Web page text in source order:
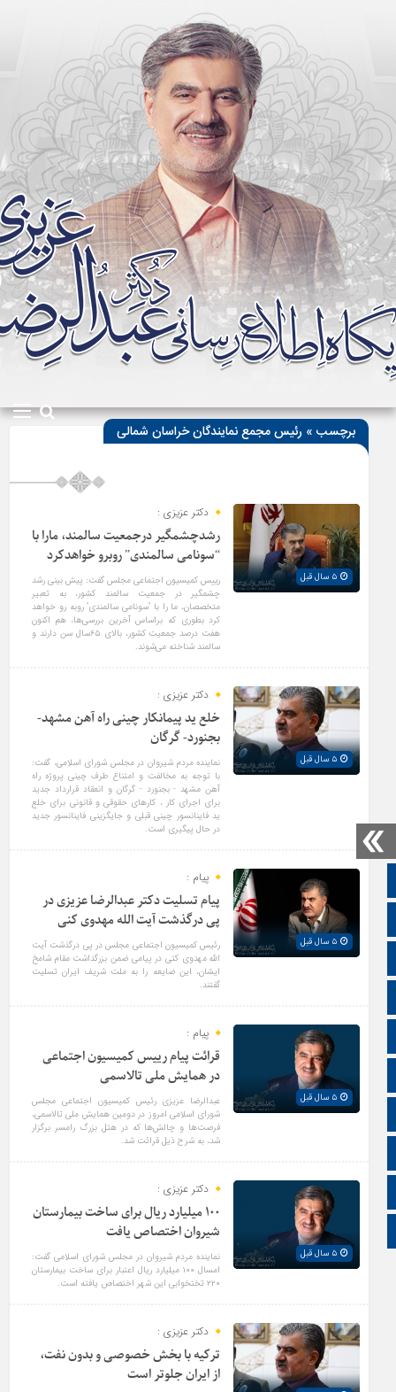
صفحه نخست
تالار گفتمان
اپلیکیشن سایت
اینستاگرام
زبان انگلیسی
برچسب » رئیس مجمع نمایندگان خراسان شمالی
دکتر عزیزی :
رشدچشمگیر درجمعیت سالمند، مارا با
“سونامی سالمندی” روبرو خواهدکرد
رییس کمیسیون اجتماعی مجلس گفت: پیش بینی رشد
چشمگیر در جمعیت سالمند کشور، به تعبیر
متخصصان، ما را با "سونامی سالمندی" روبه رو خواهد
کرد بطوری که براساس آخرین بررسی‌ها، هم اکنون
هفت درصد جمعیت کشور، بالای ۶۵سال سن دارند و
سالمند شناخته می‌شوند.
دکتر عزیزی :
خلع ید پیمانکار چینی راه آهن مشهد-
بجنورد- گرگان
نماینده مردم شیروان در مجلس شورای اسلامی، گفت:
با توجه به مخالفت و امتناع طرف چینی پروژه راه
آهن مشهد - بجنورد - گرگان و انعقاد قرارداد جدید
برای اجرای کار ، کارهای حقوقی و قانونی برای خلع
ید فاینانسور چینی قبلی و جایگزینی فاینانسور جدید
در حال پیگیری است.
پیام :
پیام تسلیت دکتر عبدالرضا عزیزی در
پی درگذشت آیت الله مهدوی کنی
رئیس کمیسیون اجتماعی مجلس در پی درگذشت آیت
الله مهدوی کتی در پیامی ضمن بزرگداشت مقام شامخ
ایشان، این ضایعه را به ملت شریف ایران تسلیت
گفتند.
پیام :
قرائت پیام رییس کمیسیون اجتماعی
در همایش ملی تالاسمی
عبدالرضا عزیزی رئیس کمیسیون اجتماعی مجلس
شورای اسلامی امروز در دومین همایش ملی تالاسمی،
فرصت‌ها و چالش‌ها که در هتل بزرگ رامسر برگزار
شد، به شرح ذیل قرائت شد.
دکتر عزیزی :
۱۰۰ میلیارد ریال برای ساخت بیمارستان
شیروان اختصاص یافت
نماینده مردم شیروان در مجلس شورای اسلامی گفت:
امسال ۱۰۰ میلیارد ریال اعتبار برای ساخت بیمارستان
۲۲۰ تختخوابی این شهر اختصاص یافته است.
دکتر عزیزی :
ترکیه با بخش خصوصی و بدون نفت،
از ایران جلوتر است